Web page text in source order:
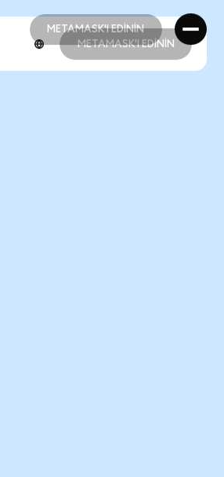
METAMASK'I EDİNİN
METAMASK'I EDİNİN
METAMASK'I EDİNİN